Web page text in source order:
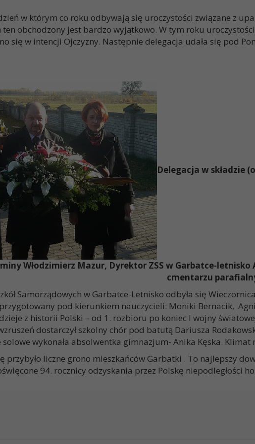
w którym co roku odbywają się uroczystości związane z
obchodzony jest bardzo wyjątkowo. W tym roku
się w intencji Ojczyzny. Następnie delegacja udała się pod
Delegacja w składzie
Włodzimierz Mazur, Dyrektor ZSS w Garbatce-
cmentarzu
Samorządowych w Garbatce-Letnisko odbyła się
pod kierunkiem nauczycieli: Moniki Bernacik,
z historii Polski – od 1. rozbioru po koniec I wojny
dostarczył szkolny chór pod batutą Dariusza
wykonała absolwentka gimnazjum- Anika Kęska.
przybyło liczne grono mieszkańców Garbatki . To najlepszy
94. rocznicy odzyskania przez Polskę niepodległości